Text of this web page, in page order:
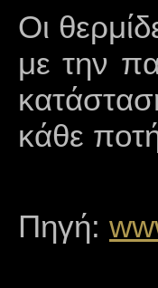
Οι
με την
κάθε
Πηγή: